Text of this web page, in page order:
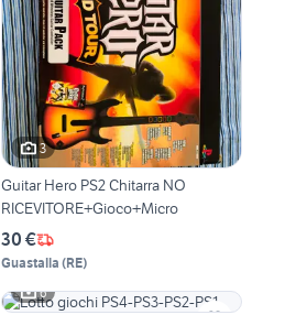
3
Guitar Hero PS2 Chitarra NO
RICEVITORE+Gioco+Micro
30 €
Guastalla (RE)
6